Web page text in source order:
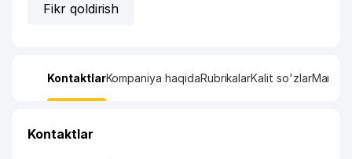
Fikr qoldirish
KontaktlarKompaniya haqidaRubrikalarKalit so'zlarManzil
Kontaktlar